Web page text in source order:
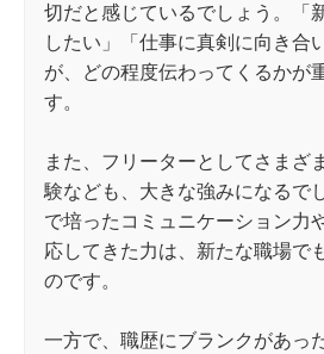
切だと感じているでしょう。「
したい」「仕事に真剣に向き合
が、どの程度伝わってくるかが
す。
また、フリーターとしてさまざ
験なども、大きな強みになるで
で培ったコミュニケーション力
応してきた力は、新たな職場で
のです。
一方で、職歴にブランクがあっ